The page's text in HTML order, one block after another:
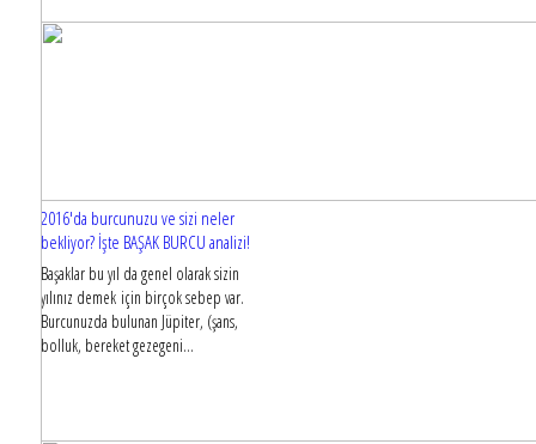
2016'da burcunuzu ve sizi neler
bekliyor? İşte BAŞAK BURCU analizi!
Başaklar bu yıl da genel olarak sizin
yılınız demek için birçok sebep var.
Burcunuzda bulunan Jüpiter, (şans,
bolluk, bereket gezegeni...